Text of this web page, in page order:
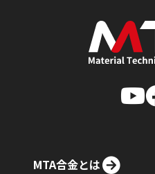
MTA合金とは